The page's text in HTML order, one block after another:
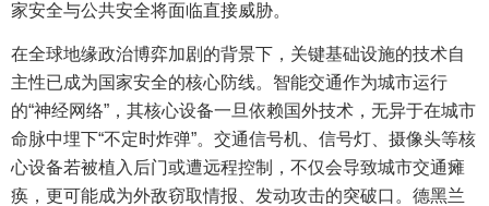
家安全与公共安全将面临直接威胁。
在全球地缘政治博弈加剧的背景下，关键基础设施的技术自
主性已成为国家安全的核心防线。智能交通作为城市运行
的“神经网络”，其核心设备一旦依赖国外技术，无异于在城市
命脉中埋下“不定时炸弹”。交通信号机、信号灯、摄像头等核
心设备若被植入后门或遭远程控制，不仅会导致城市交通瘫
痪，更可能成为外敌窃取情报、发动攻击的突破口。德黑兰